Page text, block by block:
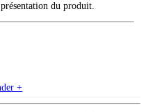
du produit.
+